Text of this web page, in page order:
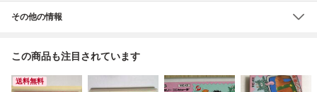
その他の情報
この商品も注目されています
送料無料